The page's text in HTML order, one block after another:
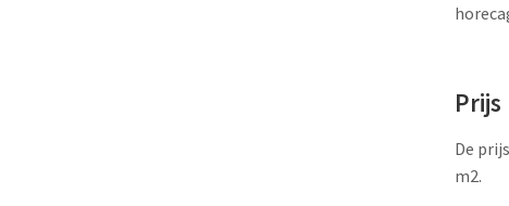
Prijs
De
m2.